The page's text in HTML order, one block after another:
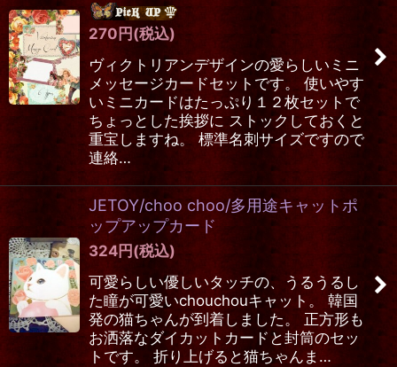
270 円 (税込)
ヴィクトリアンデザインの愛らしいミニ
メッセージカードセットです。 使いやす
いミニカードはたっぷり１２枚セットで
ちょっとした挨拶に ストックしておくと
重宝しますね。 標準名刺サイズですので
連絡…
JETOY/choo choo/多用途キャットポ
ップアップカード
324円 (税込)
可愛らしい優しいタッチの、うるうるし
た瞳が可愛いchouchouキャット。 韓国
発の猫ちゃんが到着しました。 正方形も
お洒落なダイカットカードと封筒のセッ
トです。 折り上げると猫ちゃんま…